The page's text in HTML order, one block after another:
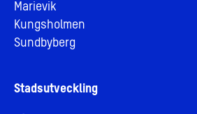
Marievik
Kungsholmen
Sundbyberg
Stadsutveckling